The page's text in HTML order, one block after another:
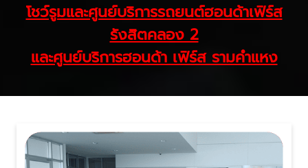
โชว์รูมและศูนย์บริการรถยนต์ฮอนด้าเฟิร์ส
รังสิตคลอง 2
และศูนย์บริการฮอนด้า เฟิร์ส รามคำแหง